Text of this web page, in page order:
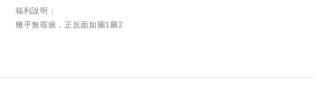
福利說明：
幾乎無瑕疵，正反面如圖1圖2